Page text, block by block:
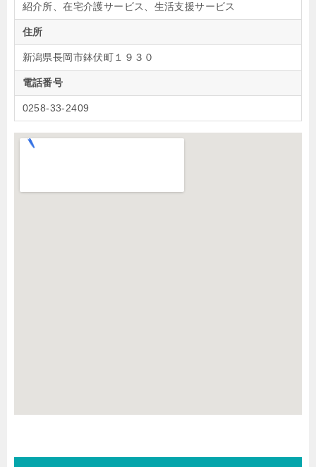
紹介所、在宅介護サービス、生活支援サービス
住所
新潟県長岡市鉢伏町１９３０
電話番号
0258-33-2409